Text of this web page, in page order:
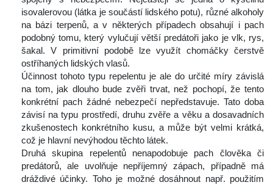
isovalerovou (látka je součástí lidského potu), různé alkoholy
na bázi terpenů, a v některých případech obsahují i pach
podobný tomu, který vylučují větší predátoři jako je vlk, rys,
šakal. V primitivní podobě lze využít chomáčky čerstvě
ostříhaných lidských vlasů.
Účinnost tohoto typu repelentu je ale do určité míry závislá
na tom, jak dlouho bude zvěři trvat, než pochopí, že tento
konkrétní pach žádné nebezpečí nepředstavuje. Tato doba
závisí na typu prostředí, druhu zvěře a věku a dosavadních
zkušenostech konkrétního kusu, a může být velmi krátká,
což je hlavní nevýhodou těchto látek.
Druhá skupina repelentů nenapodobuje pach člověka či
predátorů, ale uvolňuje nepříjemný zápach, případně má
dráždivé účinky. Toho je možné dosáhnout např. použitím